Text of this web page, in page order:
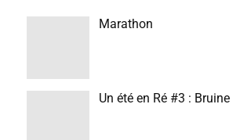
Marathon
Un été en Ré #3 : Bruine